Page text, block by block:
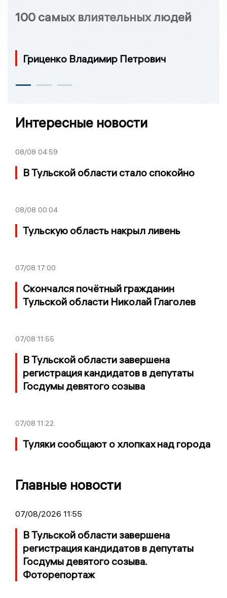
100 самых влиятельных людей
Гриценко Владимир Петрович
Интересные новости
08/08 04:59
В Тульской области стало спокойно
08/08 00:04
Тульскую область накрыл ливень
07/08 17:00
Скончался почётный гражданин
Тульской области Николай Глаголев
07/08 11:55
В Тульской области завершена
регистрация кандидатов в депутаты
Госдумы девятого созыва
07/08 11:22
Туляки сообщают о хлопках над города
Главные новости
07/08/2026 11:55
В Тульской области завершена
регистрация кандидатов в депутаты
Госдумы девятого созыва.
Фоторепортаж